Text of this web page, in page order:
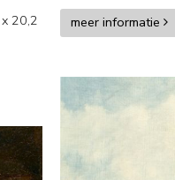
x 20,2
meer informatie